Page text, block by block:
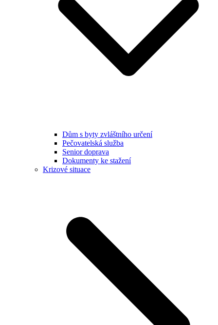
Dům s byty zvláštního určení
Pečovatelská služba
Senior doprava
Dokumenty ke stažení
Krizové situace